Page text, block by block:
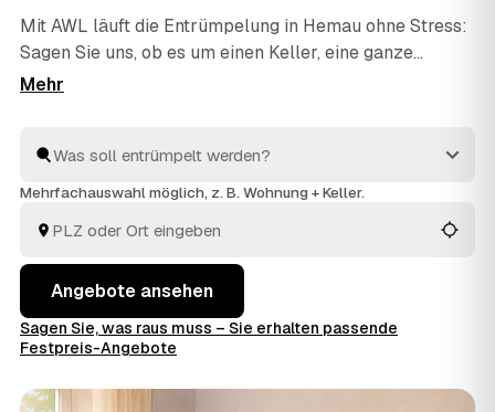
Mit AWL läuft die Entrümpelung in Hemau ohne Stress:
Sagen Sie uns, ob es um einen Keller, eine ganze
Wohnung, ein Haus oder eine Messie-Wohnung geht,
Nähe – von Hemau bisRiedenburg
a.d.Altmühl. So sparen Sie sich das einzelne Anfragen
Mehrfachauswahl möglich, z. B. Wohnung + Keller.
Angebote ansehen
Sagen Sie, was raus muss – Sie erhalten passende
Festpreis-Angebote